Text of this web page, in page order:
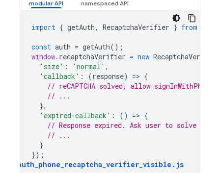
import { getAuth, RecaptchaVerifier } from
const auth = getAuth();
window. recaptchaVerifier = new RecaptchaVerifier
'size' : 'normal' ,
'callback' : (response) => {
// reCAPTCHA solved, allow
// ...
},
'expired-callback' : () => {
// Response expired. Ask user to solve
// ...
}
});
auth_phone_recaptcha_verifier_visible . js